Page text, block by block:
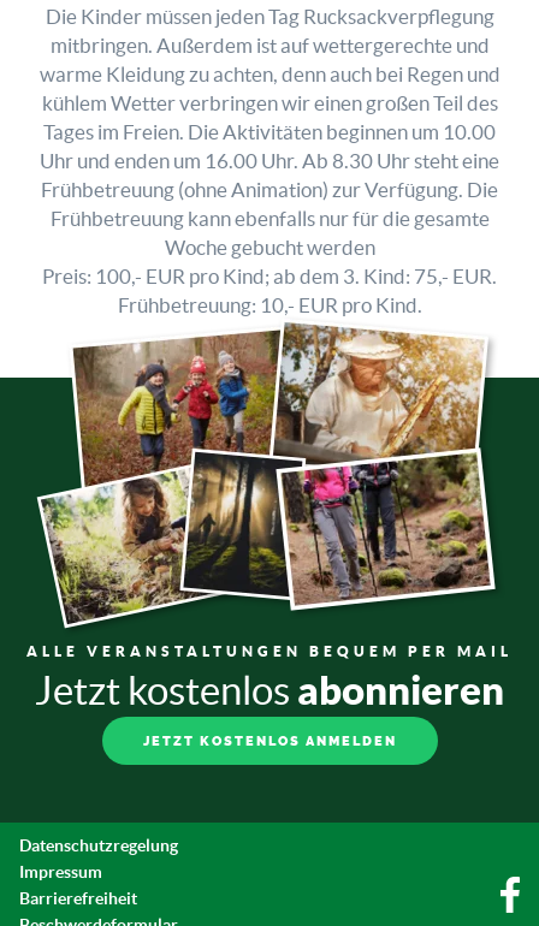
Die Kinder müssen jeden Tag Rucksackverpflegung
mitbringen. Außerdem ist auf wettergerechte und
warme Kleidung zu achten, denn auch bei Regen und
kühlem Wetter verbringen wir einen großen Teil des
Tages im Freien. Die Aktivitäten beginnen um 10.00
Uhr und enden um 16.00 Uhr. Ab 8.30 Uhr steht eine
Frühbetreuung (ohne Animation) zur Verfügung. Die
Frühbetreuung kann ebenfalls nur für die gesamte
Woche gebucht werden
Preis: 100,- EUR pro Kind; ab dem 3. Kind: 75,- EUR.
Frühbetreuung: 10,- EUR pro Kind.
ALLE VERANSTALTUNGEN BEQUEM PER MAIL
Jetzt kostenlos abonnieren
JETZT KOSTENLOS ANMELDEN
Datenschutzregelung
Impressum
Barrierefreiheit